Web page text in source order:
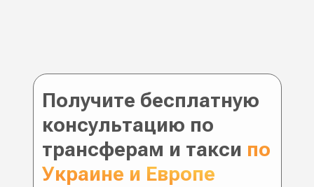
Получите бесплатную
консультацию по
трансферам и такси по
Украине и Европе